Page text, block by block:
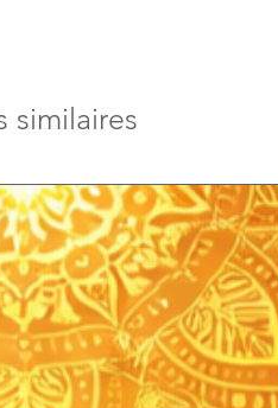
similaires